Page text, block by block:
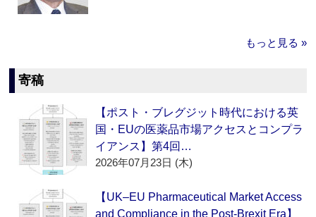
もっと見る »
寄稿
【ポスト・ブレグジット時代における英
国・EUの医薬品市場アクセスとコンプラ
イアンス】第4回…
2026年07月23日 (木)
【UK–EU Pharmaceutical Market Access
and Compliance in the Post-Brexit Era】